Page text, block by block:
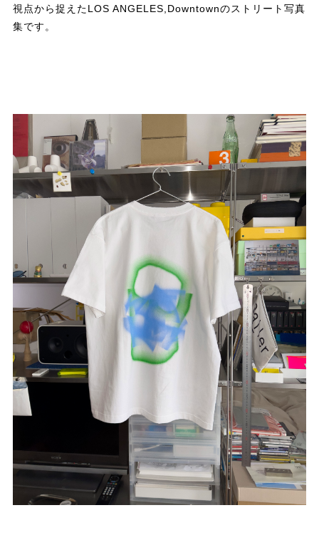
視点から捉えたLOS ANGELES,Downtownのストリート写真
集です。